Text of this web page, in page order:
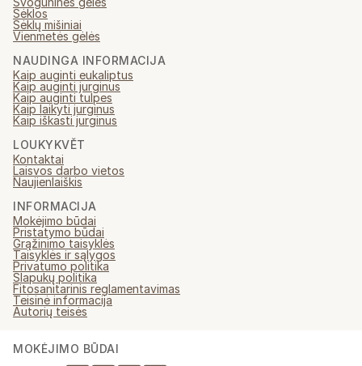
Sėklos
Sėklų mišiniai
Vienmetės gėlės
NAUDINGA INFORMACIJA
Kaip auginti eukaliptus
Kaip auginti jurginus
Kaip auginti tulpes
Kaip laikyti jurginus
Kaip iškasti jurginus
LOUKYKVĚT
Kontaktai
Laisvos darbo vietos
Naujienlaiškis
INFORMACIJA
Mokėjimo būdai
Pristatymo būdai
Grąžinimo taisyklės
Taisyklės ir sąlygos
Privatumo politika
Slapukų politika
Fitosanitarinis reglamentavimas
Teisinė informacija
Autorių teisės
MOKĖJIMO BŪDAI